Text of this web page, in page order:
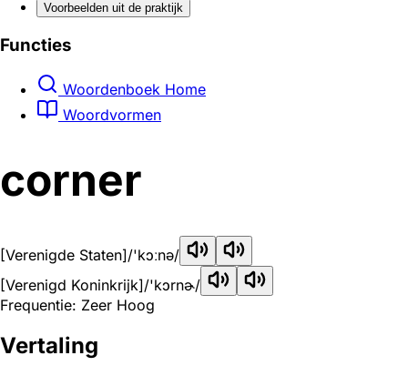
Voorbeelden uit de praktijk
Functies
Woordenboek Home
Woordvormen
corner
[Verenigde Staten]/'kɔːnə/
[Verenigd Koninkrijk]/'kɔrnɚ/
Frequentie: Zeer Hoog
Vertaling